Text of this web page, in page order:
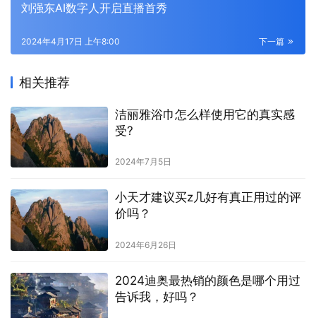
刘强东AI数字人开启直播首秀
下一篇
2024年4月17日 上午8:00
相关推荐
洁丽雅浴巾怎么样使用它的真实感
受?
2024年7月5日
小天才建议买z几好有真正用过的评
价吗？
2024年6月26日
2024迪奥最热销的颜色是哪个用过
告诉我，好吗？